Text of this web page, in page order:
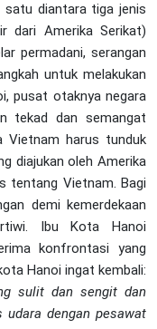
diantara tiga jenis
dari Amerika Serikat)
permadani, serangan
untuk melakukan
pusat otaknya negara
tekad dan semangat
Vietnam harus tunduk
diajukan oleh Amerika
tentang Vietnam. Bagi
demi kemerdekaan
Ibu Kota Hanoi
konfrontasi yang
Hanoi ingat kembali:
sulit dan sengit dan
udara dengan pesawat